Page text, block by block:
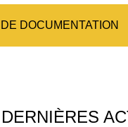
DOCUMENTATION